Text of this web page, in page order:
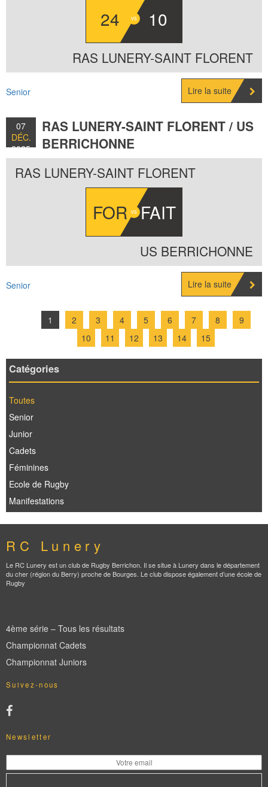
24 10
RAS LUNERY-SAINT FLORENT
Senior Lire la suite
07
DÉC.
2025
RAS LUNERY-SAINT FLORENT / US
BERRICHONNE
RAS LUNERY-SAINT FLORENT
FOR FAIT
US BERRICHONNE
Senior Lire la suite
1 2 3 4 5 6 7 8
9
10
11 12 13 14 15
Catégories
Toutes
Senior
Junior
Cadets
Féminines
Ecole de Rugby
Manifestations
RC Lunery
Le RC Lunery est un club de Rugby Berrichon. Il se situe à Lunery dans le département
du cher (région du Berry) proche de Bourges. Le club dispose également d’une école de
Rugby
4ème série – Tous les résultats
Championnat Cadets
Championnat Juniors
Suivez-nous
Newsletter